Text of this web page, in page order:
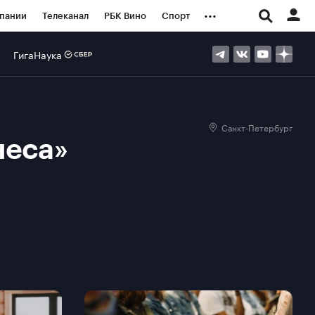
Телеканал РБК Вино Спорт
Спецпроекты СПб
...
ГигаНаука
Санкт-Петербург